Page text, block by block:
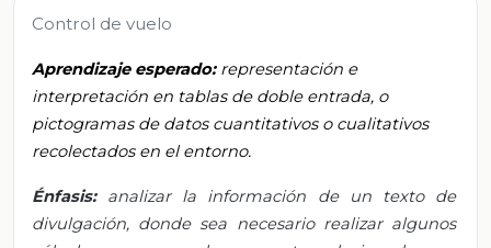
Control de vuelo
Aprendizaje esperado: representación e
interpretación en tablas de doble entrada, o
pictogramas de datos cuantitativos o cualitativos
recolectados en el entorno.
Énfasis: analizar la información de un texto de
divulgación, donde sea necesario realizar algunos